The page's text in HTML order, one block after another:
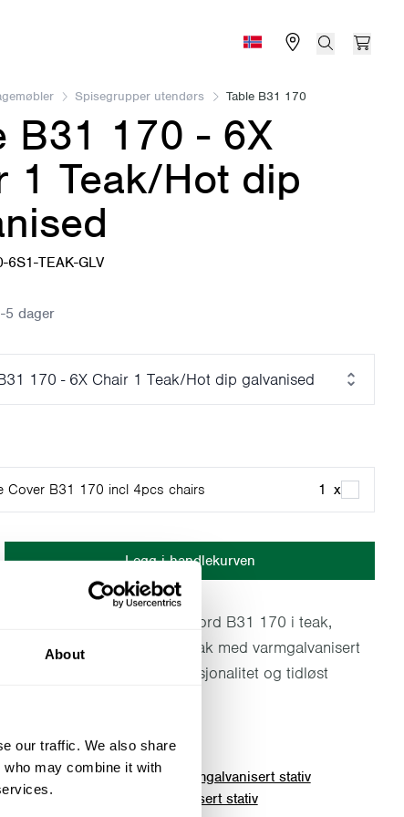
About
our traffic. We also share
may combine it with
Norge (Norsk bokmål)
Find store
Search
Spisegrupper utendørs Table B31 170
B31 170 - 6X
1 Teak/Hot dip
TEAK-GLV
5 dager
170 - 6X Chair 1 Teak/Hot dip galvanised
Cover B31 170 incl 4pcs chairs 1 x
Legg i handlekurven
utemøbelsettet består av Bord B31 170 i teak,
seks stoler 1 i matchende teak med varmgalvanisert
perfekt balanse mellom funksjonalitet og tidløst
- Ubehandlet teak med varmgalvanisert stativ
teak med varmgalvanisert stativ